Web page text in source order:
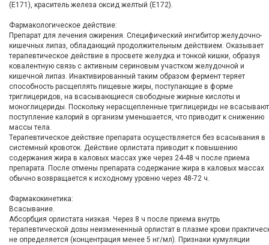
(E171), краситель железа оксид желтый (E172).
Фармакологическое действие:
Препарат для лечения ожирения. Специфический ингибитор желудочно-
кишечных липаз, обладающий продолжительным действием. Оказывает
терапевтическое действие в просвете желудка и тонкой кишки, образуя
ковалентную связь с активным сериновым участком желудочной и
кишечной липаз. Инактивированный таким образом фермент теряет
способность расщеплять пищевые жиры, поступающие в форме
триглицеридов, на всасывающиеся свободные жирные кислоты и
моноглицериды. Поскольку нерасщепленные триглицериды не
поступление калорий в организм уменьшается, что приводит к снижению
массы тела.
Терапевтическое действие препарата осуществляется без всасывания в
системный кровоток. Действие орлистата приводит к повышению
содержания жира в каловых массах уже через 24-48 ч после приема
препарата. После отмены препарата содержание жира в каловых массах
обычно возвращается к исходному уровню через 48-72 ч.
Фармакокинетика:
Всасывание.
Абсорбция орлистата низкая. Через 8 ч после приема внутрь
терапевтической дозы неизмененный орлистат в плазме крови
не определяется (концентрация менее 5 нг/мл). Признаки кумуляции